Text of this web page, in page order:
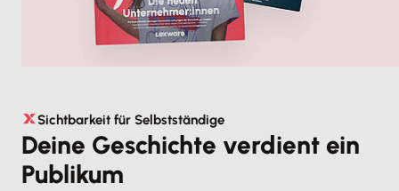
Sichtbarkeit für Selbstständige
Deine Geschichte verdient ein
Publikum